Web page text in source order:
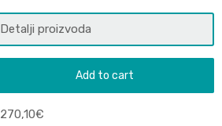
Detalji proizvoda
Add to cart
270,10€